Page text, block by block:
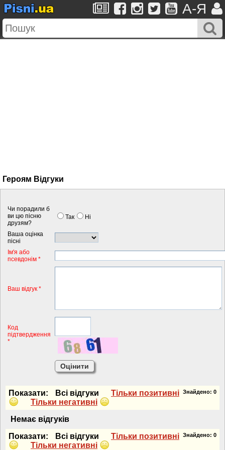
A-Я
Героям Вiдгуки
Чи порадили б
ви цю пісню
друзям?
Так Нi
Ваша оцінка
пісні
Iм'я або
псевдонiм *
Ваш відгук *
Код
підтвердження
*
Знайдено: 0
Показати: Всi вiдгуки
Тiльки позитивнi
Тiльки негативнi
Немає вiдгукiв
Знайдено: 0
Показати: Всi вiдгуки
Тiльки позитивнi
Тiльки негативнi